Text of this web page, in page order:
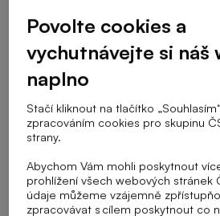
Řazení
Zrušit vybrané filtry
Tvoje cesta onlinem: Digitální
Povolte cookies a
vychutnávejte si náš
naplno
Stačí kliknout na tlačítko
zpracováním cookies pro skupinu
strany.
Abychom Vám mohli poskytnout
prohlížení všech webových stránek
údaje můžeme vzájemně
zpracovávat s cílem poskytnout co